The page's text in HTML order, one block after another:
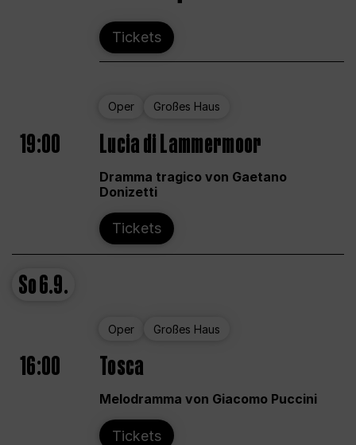
Tickets
Oper Großes Haus
19:00 Lucia di Lammermoor
Dramma tragico von Gaetano
Donizetti
Tickets
So6.9.
Oper Großes Haus
16:00 Tosca
Melodramma von Giacomo Puccini
Tickets